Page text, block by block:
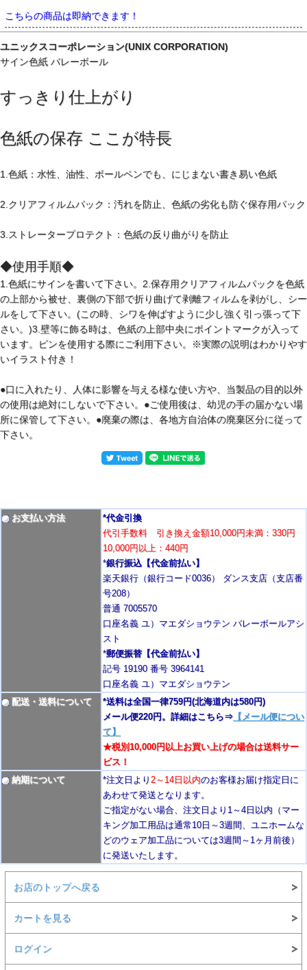
こちらの商品は即納できます！
ユニックスコーポレーション(UNIX CORPORATION)
サイン色紙 バレーボール
すっきり仕上がり
色紙の保存 ここが特長
1.色紙：水性、油性、ボールペンでも、にじまない書き易い色紙
2.クリアフィルムパック：汚れを防止、色紙の劣化も防ぐ保存用パック
3.ストレータープロテクト：色紙の反り曲がりを防止
◆使用手順◆
1.色紙にサインを書いて下さい。2.保存用クリアフィルムパックを色紙
の上部から被せ、裏側の下部で折り曲げて剥離フィルムを剥がし、シー
ルをして下さい。(この時、シワを伸ばすように少し強く引っ張って下
さい。)3.壁等に飾る時は、色紙の上部中央にポイントマークが入って
います。ピンを使用する際にご利用下さい。※実際の説明はわかりやす
いイラスト付き！
●口に入れたり、人体に影響を与える様な使い方や、当製品の目的以外
の使用は絶対にしないで下さい。●ご使用後は、幼児の手の届かない場
所に保管して下さい。●廃棄の際は、各地方自治体の廃棄区分に従って
下さい。
お支払い方法
*代金引換
代引手数料 引き換え金額10,000円未満：330円
10,000円以上：440円
*銀行振込【代金前払い】
楽天銀行（銀行コード0036） ダンス支店（支店番
号208）
普通 7005570
口座名義 ユ）マエダショウテン バレーボールアシ
スト
*郵便振替【代金前払い】
記号 19190 番号 3964141
口座名義 ユ）マエダショウテン
配送・送料について
*送料は全国一律759円(北海道内は580円)
メール便220円。詳細はこちら⇒ 【メール便につい
て】
★税別10,000円以上お買い上げの場合は送料サー
ビス！
納期について
*注文日より2～14日以内のお客様お届け指定日に
あわせて発送となります。
ご指定がない場合、注文日より1～4日以内 （マー
キング加工用品は通常10日 ～3週間、ユニホームな
どのウェア加工品については3週間～ 1ヶ月前後 ）
に発送いたします。
お店のトップへ戻る
カートを見る
ログイン